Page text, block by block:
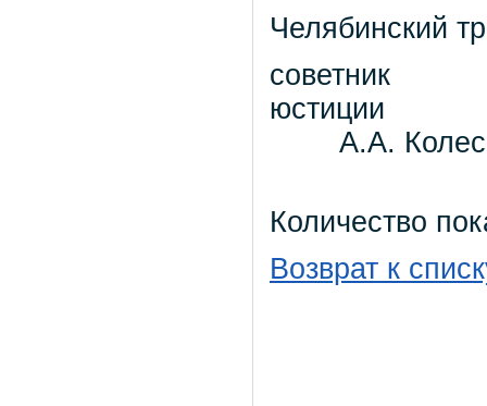
Челябинский
советник
А.А.
Количество
Возврат к